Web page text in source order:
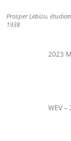
Prosper Lebizu,
1938
2023
WEV –